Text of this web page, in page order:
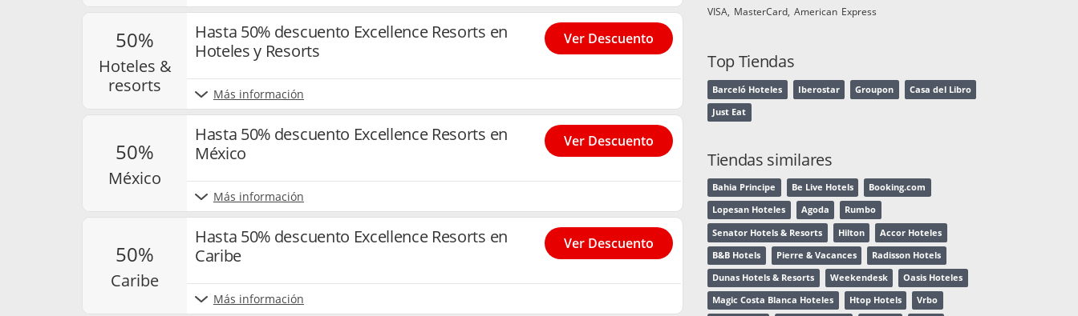
50%
hoteles &
resorts
Hasta 50% descuento Excellence Resorts en
Hoteles y Resorts
Más información
Ver Descuento
50%
méxico
Hasta 50% descuento Excellence Resorts en
México
Más información
Ver Descuento
50%
caribe
Hasta 50% descuento Excellence Resorts en
Caribe
Más información
Ver Descuento
VISA MasterCard American Express
Top Tiendas
Barceló Hoteles Iberostar Groupon Casa del Libro
Just Eat
Tiendas similares
Bahia Principe Be Live Hotels Booking.com
Lopesan Hoteles Agoda Rumbo
Senator Hotels & Resorts Hilton Accor Hoteles
B&B Hotels Pierre & Vacances Radisson Hotels
Dunas Hotels & Resorts Weekendesk Oasis Hoteles
Magic Costa Blanca Hoteles Htop Hotels Vrbo